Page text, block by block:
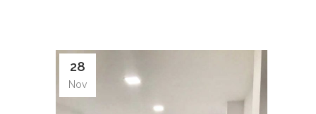
28
Nov